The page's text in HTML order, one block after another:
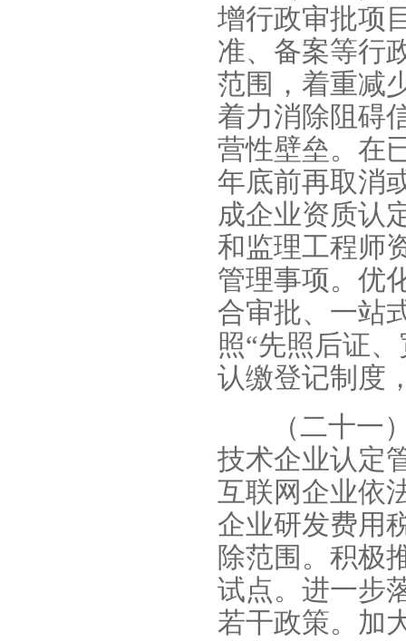
增行政审批项
准、备案等行
范围，着重减
着力消除阻碍
营性壁垒。在
年底前再取消
成企业资质认
和监理工程师
管理事项。优
合审批、一站
照“先照后证
认缴登记制度
（二十一
技术企业认定
互联网企业依
企业研发费用
除范围。积极
试点。进一步
若干政策。加